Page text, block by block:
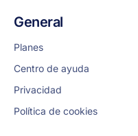
General
Planes
Centro de ayuda
Privacidad
Política de cookies